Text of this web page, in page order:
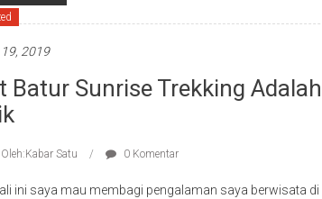
2019
Batur Sunrise Trekking
Satu 0 Komentar
ini saya mau membagi pengalaman saya berwisata